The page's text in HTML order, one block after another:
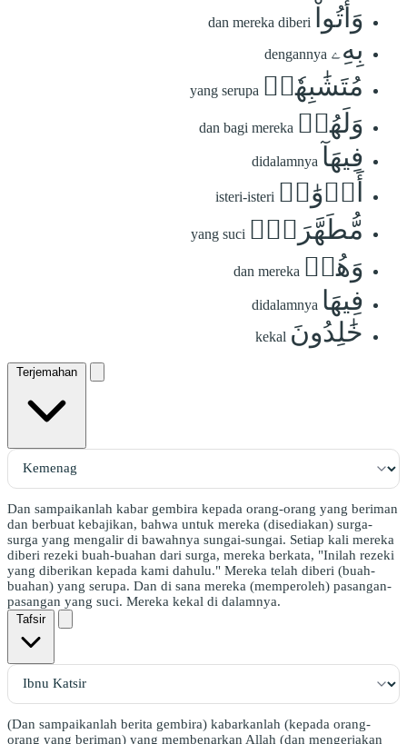
وَأُتُواْ dan mereka diberi
بِهِۦ dengannya
مُتَشَٰبِهٗاۖ yang serupa
وَلَهُمۡ dan bagi mereka
فِيهَآ didalamnya
أَزۡوَٰجٞ isteri-isteri
مُّطَهَّرَةٞۖ yang suci
وَهُمۡ dan mereka
فِيهَا didalamnya
خَٰلِدُونَ kekal
Terjemahan
Dan sampaikanlah kabar gembira kepada orang-orang yang beriman
dan berbuat kebajikan, bahwa untuk mereka (disediakan) surga-
surga yang mengalir di bawahnya sungai-sungai. Setiap kali mereka
diberi rezeki buah-buahan dari surga, mereka berkata, "Inilah rezeki
yang diberikan kepada kami dahulu." Mereka telah diberi (buah-
buahan) yang serupa. Dan di sana mereka (memperoleh) pasangan-
pasangan yang suci. Mereka kekal di dalamnya.
Tafsir
(Dan sampaikanlah berita gembira) kabarkanlah (kepada orang-
orang yang beriman) yang membenarkan Allah (dan mengerjakan